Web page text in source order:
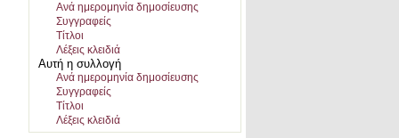
Ανά ημερομηνία δημοσίευσης
Συγγραφείς
Τίτλοι
Λέξεις κλειδιά
Αυτή η συλλογή
Ανά ημερομηνία δημοσίευσης
Συγγραφείς
Τίτλοι
Λέξεις κλειδιά